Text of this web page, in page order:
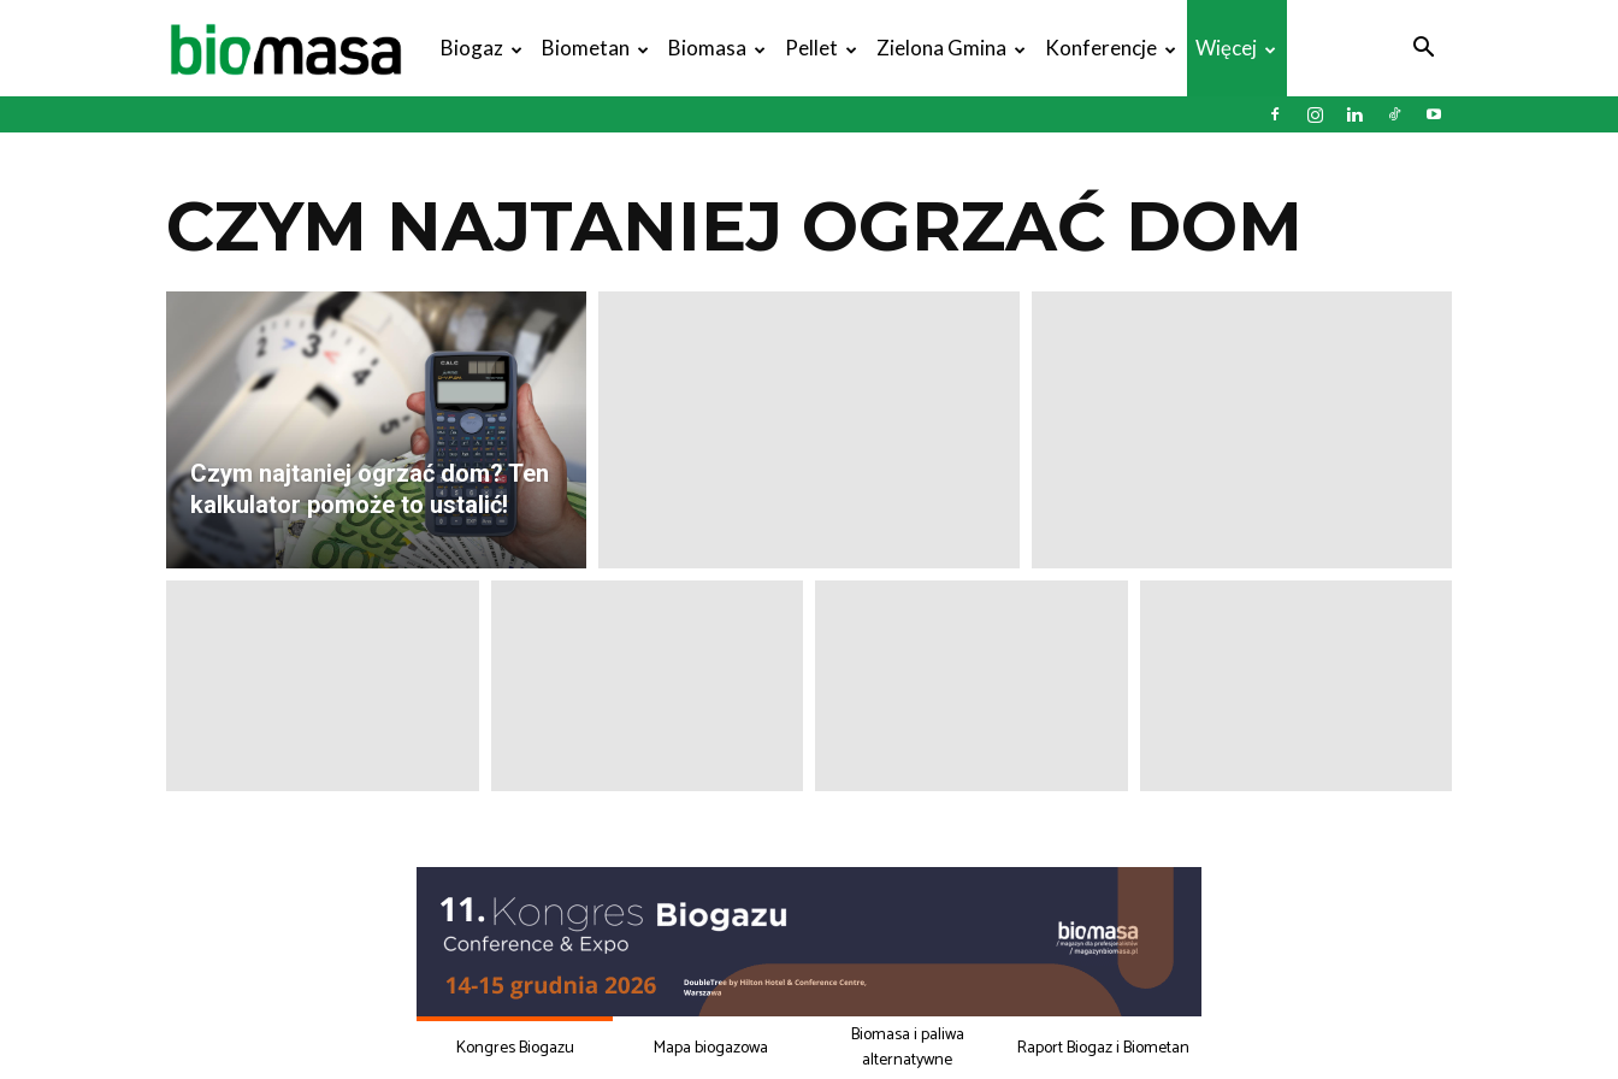
Magazyn
Biogaz Biometan Biomasa Pellet Zielona Gmina Konferencje Więcej
CZYM NAJTANIEJ OGRZAĆ DOM
Czym najtaniej ogrzać dom? Ten
kalkulator pomoże to ustalić!
Kongres Biogazu Mapa biogazowa
Biomasa i paliwa
alternatywne
Raport Biogaz i Biometan